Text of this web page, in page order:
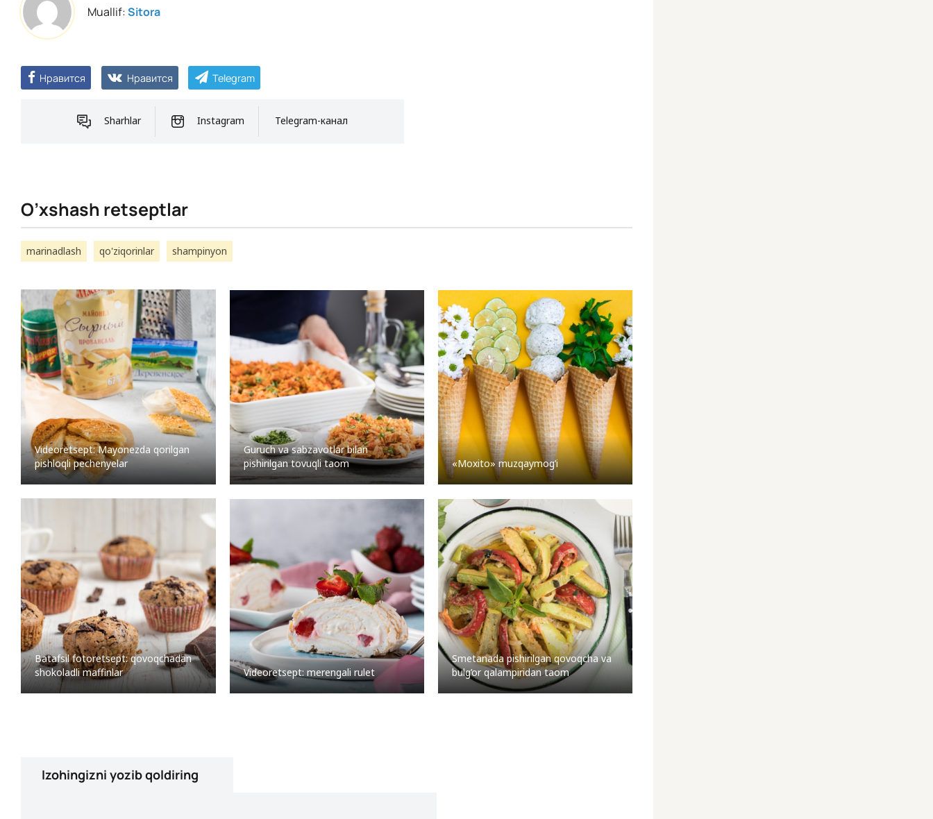
Muallif:Sitora
Нравится Нравится Telegram
Sharhlar Instagram Telegram-канал
O’xshash retseptlar
marinadlash qo'ziqorinlar shampinyon
Videoretsept: Mayonezda qorilgan
pishloqli pechenyelar
Guruch va sabzavotlar bilan
pishirilgan tovuqli taom
«Moxito» muzqaymog’i
Batafsil fotoretsept: qovoqchadan
shokoladli maffinlar
Videoretsept: merengali rulet
Smetanada pishirilgan qovoqcha va
bulg’or qalampiridan taom
Izohingizni yozib qoldiring